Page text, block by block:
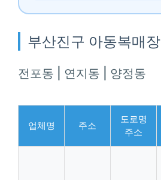
부산진구 아동복매장
전포동 | 연지동 | 양정동
업체명 주소
도로명
주소